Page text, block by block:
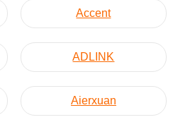
Accent
ADLINK
Aierxuan